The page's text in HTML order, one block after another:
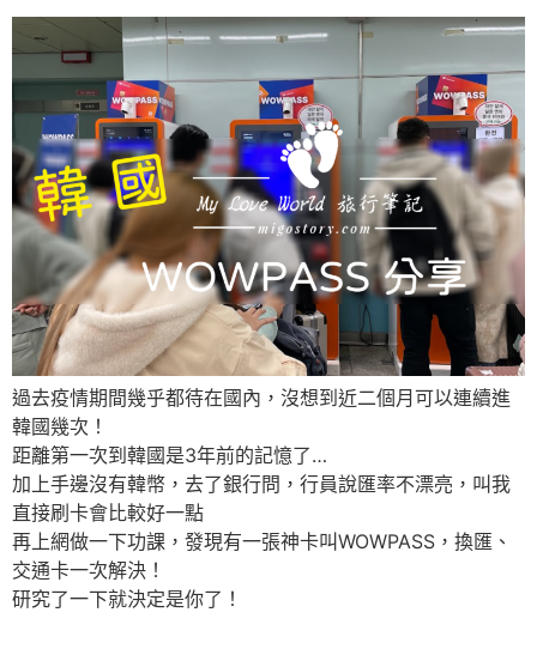
過去疫情期間幾乎都待在國內，沒想到近二個月可以連續進
韓國幾次！
距離第一次到韓國是3年前的記憶了…
加上手邊沒有韓幣，去了銀行問，行員說匯率不漂亮，叫我
直接刷卡會比較好一點
再上網做一下功課，發現有一張神卡叫WOWPASS，換匯、
交通卡一次解決！
研究了一下就決定是你了！